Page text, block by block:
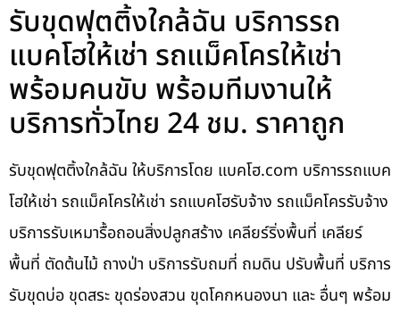
รับขุดฟุตติ้งใกล้ฉัน บริการรถ
แบคโฮให้เช่า รถแม็คโครให้เช่า
พร้อมคนขับ พร้อมทีมงานให้
บริการทั่วไทย 24 ชม. ราคาถูก
รับขุดฟุตติ้งใกล้ฉัน ให้บริการโดย แบคโฮ.com บริการรถแบค
โฮให้เช่า รถแม็คโครให้เช่า รถแบคโฮรับจ้าง รถแม็คโครรับจ้าง
บริการรับเหมารื้อถอนสิ่งปลูกสร้าง เคลียร์ริ่งพื้นที่ เคลียร์
พื้นที่ ตัดต้นไม้ ถางป่า บริการรับถมที่ ถมดิน ปรับพื้นที่ บริการ
รับขุดบ่อ ขุดสระ ขุดร่องสวน ขุดโคกหนองนา และ อื่นๆ พร้อม